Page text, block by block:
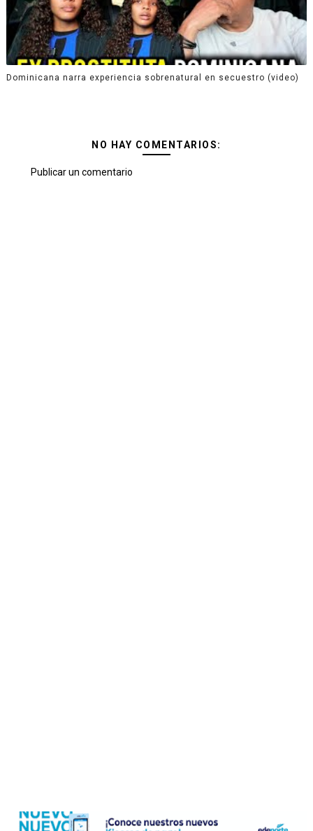
Dominicana narra experiencia sobrenatural en secuestro (video)
NO HAY COMENTARIOS:
Publicar un comentario